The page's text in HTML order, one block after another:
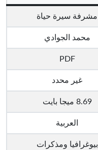
مشرفة سيرة حياة
محمد الجوادي
PDF
غير محدد
8.69 ميجا بايت
العربية
بيوغرافيا ومذكرات